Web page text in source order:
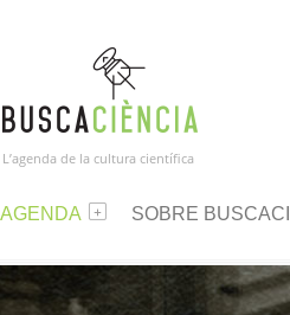
L’agenda de la cultura científica
AGENDA SOBRE